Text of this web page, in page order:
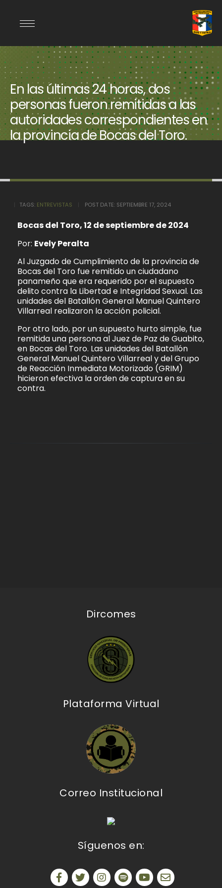
En las últimas 24 horas, dos
personas fueron remitidas a las
autoridades correspondientes en
la provincia de Bocas del Toro.
TAGS: ENTREVISTAS POST DATE: SEPTIEMBRE 17, 2024
Bocas del Toro, 12 de septiembre de 2024
Por: Evely Peralta
Al Juzgado de Cumplimiento de la provincia de
Bocas del Toro fue remitido un ciudadano
panameño que era requerido por el supuesto
delito contra la Libertad e Integridad Sexual. Las
unidades del Batallón General Manuel Quintero
Villarreal realizaron la acción policial.
Por otro lado, por un supuesto hurto simple, fue
remitida una persona al Juez de Paz de Guabito,
en Bocas del Toro. Las unidades del Batallón
General Manuel Quintero Villarreal y del Grupo
de Reacción Inmediata Motorizado (GRIM)
hicieron efectiva la orden de captura en su
contra.
Dircomes
Plataforma Virtual
Correo Institucional
Síguenos en: